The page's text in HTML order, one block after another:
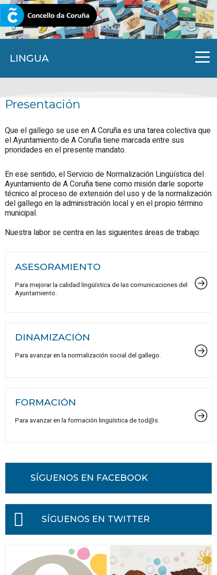
LINGUA
CORUNA.GAL
Presentación
Que el gallego se use en A Coruña es una tarea colectiva que
el Ayuntamiento de A Coruña tiene marcada entre sus
prioridades en el presente mandato.
En ese sentido, el Servicio de Normalización Lingüística del
Ayuntamiento de A Coruña tiene como misión darle soporte
técnico al proceso de extensión del uso y de la normalización
del gallego en la administración local y en el propio término
municipal.
Nuestra labor se centra en las siguientes áreas de trabajo:
ASESORAMIENTO
Para mejorar la calidad lingüística de las comunicaciones del
Ayuntamiento.
DINAMIZACIÓN
Para avanzar en la normalización social del gallego.
FORMACIÓN
Para avanzar en la formación lingüística de tod@s.
SÍGUENOS EN FACEBOOK
SÍGUENOS EN TWITTER